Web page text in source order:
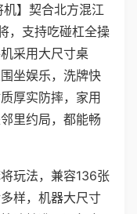
机】契合北方混江
，支持吃碰杠全操
采用大尺寸桌
坐娱乐，洗牌快
厚实防摔，家用
里约局，都能畅
玩法，兼容136张
样，机器大尺寸